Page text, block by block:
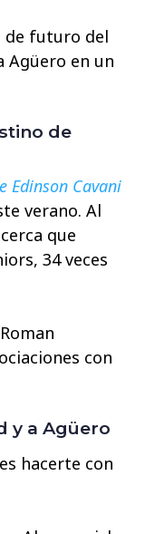
de futuro del
Agüero en un
de
Edinson Cavani
verano. Al
que
34 veces
con
y a Agüero
hacerte con